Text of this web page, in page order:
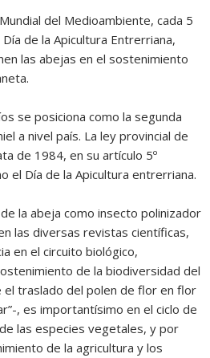
del Medioambiente, cada 5
de la Apicultura Entrerriana,
las abejas en el sostenimiento
se posiciona como la segunda
a nivel país. La ley provincial de
de 1984, en su artículo 5º
el Día de la Apicultura entrerriana.
la abeja como insecto polinizador
las diversas revistas científicas,
en el circuito biológico,
de la biodiversidad del
el traslado del polen de flor en flor
, es importantísimo en el ciclo de
las especies vegetales, y por
de la agricultura y los